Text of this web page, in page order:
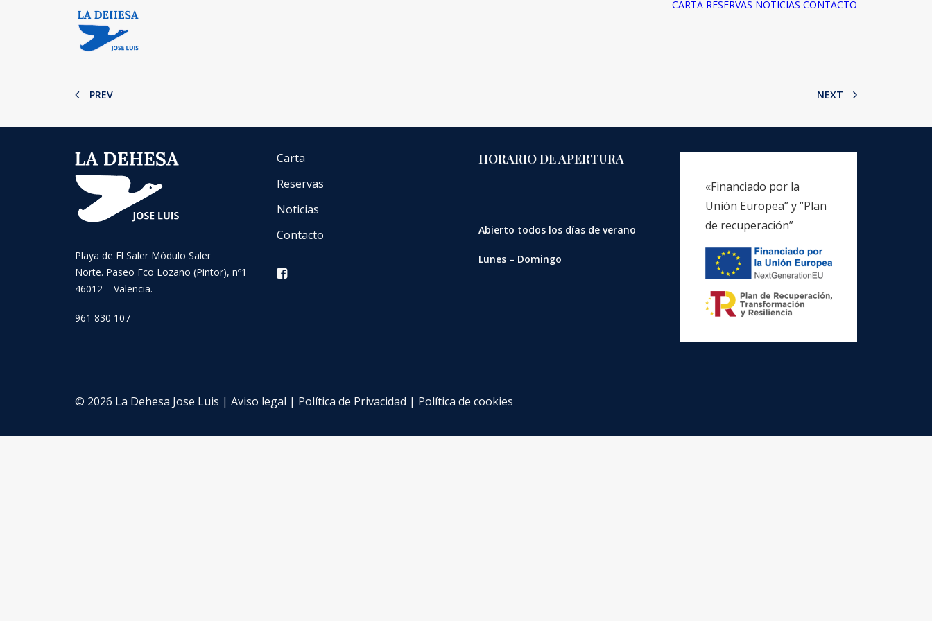
CARTA RESERVAS NOTICIAS CONTACTO
PREV NEXT
Playa de El Saler Módulo Saler
Norte. Paseo Fco Lozano (Pintor), nº1
46012 – Valencia.
961 830 107
Carta
Reservas
Noticias
Contacto
HORARIO DE APERTURA
Abierto todos los días de verano
Lunes – Domingo
«Financiado por la
Unión Europea” y “Plan
de recuperación”
© 2026 La Dehesa Jose Luis | Aviso legal | Política de Privacidad | Política de cookies